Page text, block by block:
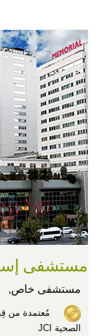
مستشفى
مستشفى خاص,
مُعتمدة من
الصحية JCI